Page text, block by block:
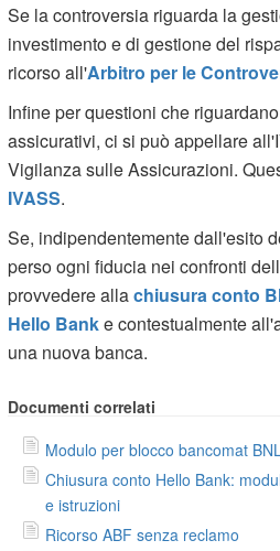
Se la controversia riguarda la
investimento e di gestione del
ricorso all'Arbitro per le
Infine per questioni che
assicurativi, ci si può appellare
Vigilanza sulle Assicurazioni.
IVASS.
Se, indipendentemente dall'esito
perso ogni fiducia nei confronti
provvedere allachiusura conto
Hello Banke contestualmente
una nuova banca.
Documenti correlati
Modulo per blocco bancomat BNL
Chiusura conto Hello Bank:
e istruzioni
Ricorso ABF senza reclamo